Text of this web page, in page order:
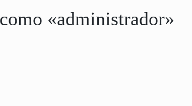
«administrador»